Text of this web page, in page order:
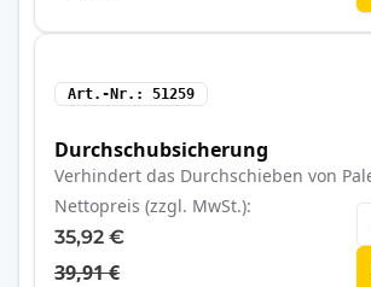
Art.-Nr. 51259
Durchschubsicherung
Verhindert das Durchschieben von
Nettopreis (zzgl. MwSt.)
35,92 €
39,91 €